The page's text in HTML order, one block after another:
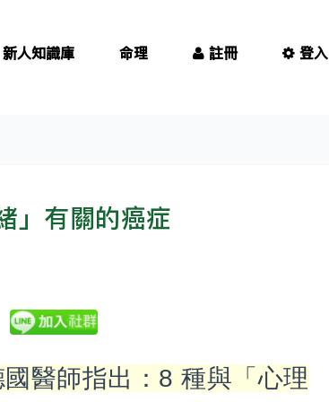
新人知識庫 命理 註冊 登入
」有關的癌症
醫師指出：8 種與「心理